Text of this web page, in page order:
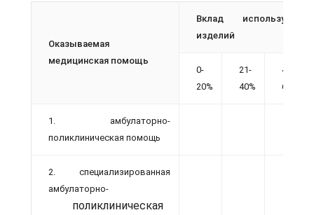
Оказываемая
медицинская помощь
Вклад
изделий
0-
20%
21-
40%
41-
60%
1. амбулаторно-
поликлиническая помощь
2. специализированная
амбулаторно-
поликлиническая